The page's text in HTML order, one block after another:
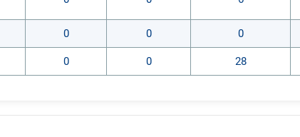
в преподавании; - способен организовывать
и инициативность, самостоятельность обучающихся, их
0 0 0
0 0 28